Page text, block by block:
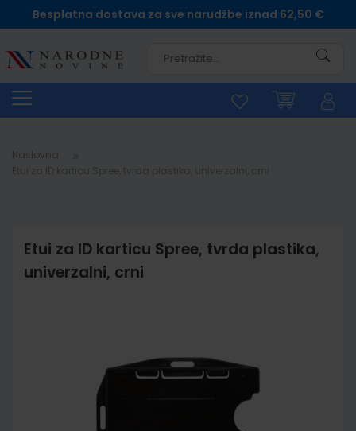
Besplatna dostava za sve narudžbe iznad 62,50 €
Naslovna
Etui za ID karticu Spree, tvrda plastika,
univerzalni, crni